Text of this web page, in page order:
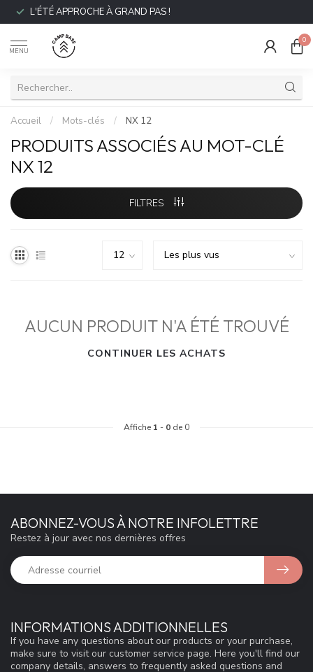
L'ÉTÉ APPROCHE À GRAND PAS !
MENU
0
Accueil / Mots-clés / NX 12
PRODUITS ASSOCIÉS AU MOT-CLÉ
NX 12
FILTRES
AUCUN PRODUIT N'A ÉTÉ TROUVÉ
CONTINUER LES ACHATS
Affiche 1 - 0 de 0
INFORMATIONS ADDITIONNELLES
If you have any questions about our products or your purchase,
make sure to visit our customer service page. Here you'll find our
company details, answers to frequently asked questions and
ABONNEZ-VOUS À NOTRE INFOLETTRE
Restez à jour avec nos dernières offres